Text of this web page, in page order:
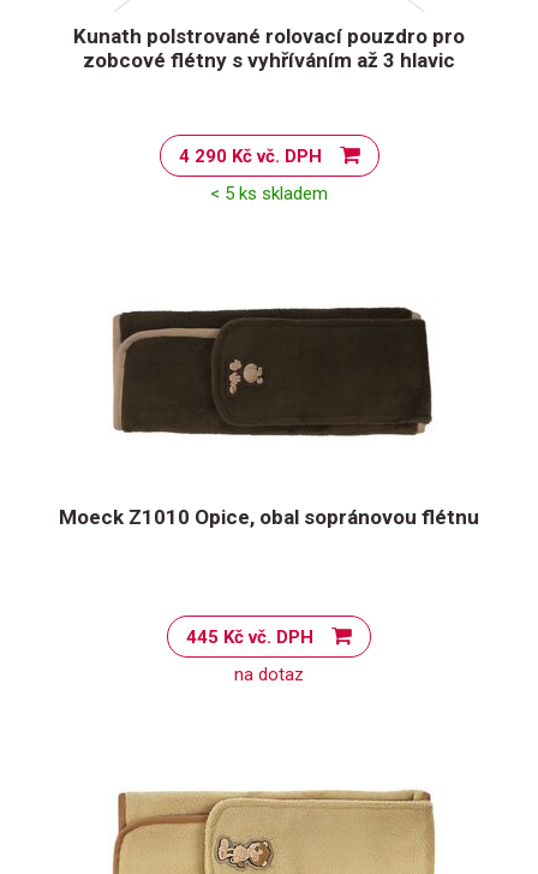
Kunath polstrované rolovací pouzdro pro
zobcové flétny s vyhříváním až 3 hlavic
4 290 Kč vč. DPH
< 5 ks skladem
Moeck Z1010 Opice, obal sopránovou flétnu
445 Kč vč. DPH
na dotaz